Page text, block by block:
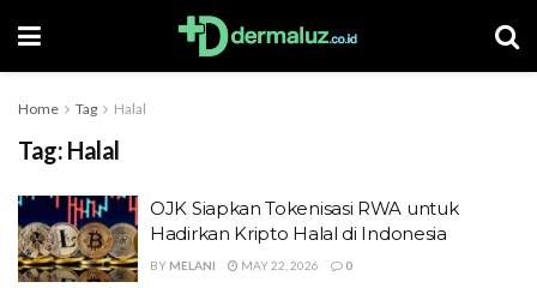
Home Tag Halal
Tag: Halal
OJK Siapkan Tokenisasi RWA untuk
Hadirkan Kripto Halal di Indonesia
BY MELANI MAY 22, 2026 0